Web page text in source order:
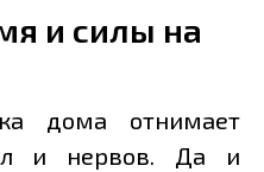
и силы на
дома отнимает
и нервов. Да и